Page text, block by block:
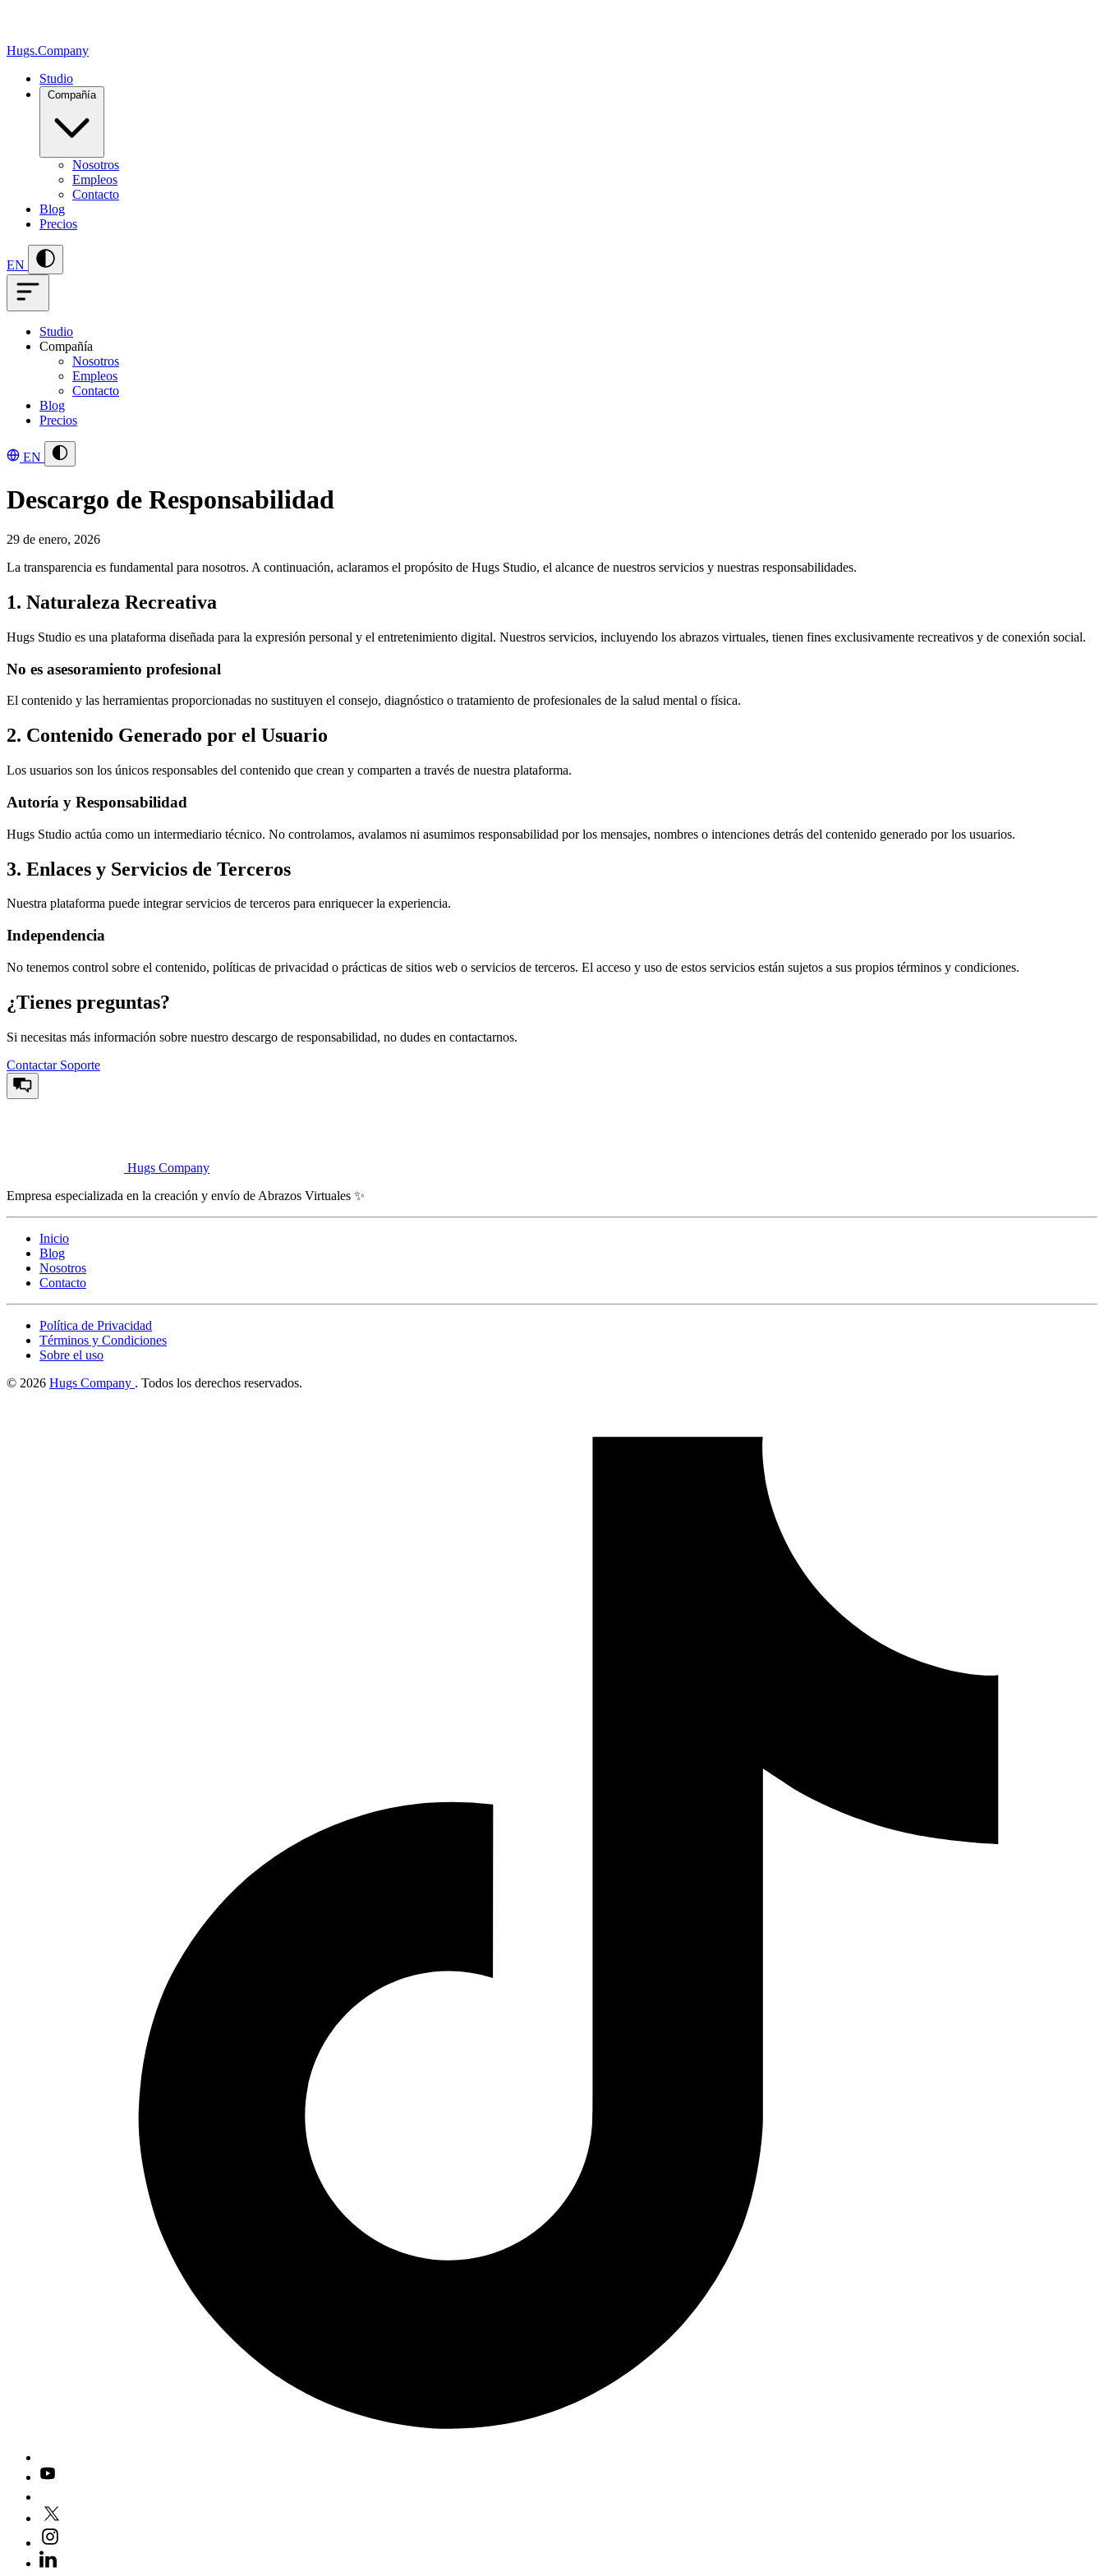
Hugs.Company
Studio
Compañía
Nosotros
Empleos
Contacto
Blog
Precios
EN
Studio
Compañía
Nosotros
Empleos
Contacto
Blog
Precios
EN
Descargo de Responsabilidad
29 de enero, 2026
La transparencia es fundamental para nosotros. A continuación, aclaramos el propósito de Hugs Studio, el alcance de nuestros servicios y nuestras responsabilidades.
1. Naturaleza Recreativa
Hugs Studio es una plataforma diseñada para la expresión personal y el entretenimiento digital. Nuestros servicios, incluyendo los abrazos virtuales, tienen fines exclusivamente recreativos y de conexión social.
No es asesoramiento profesional
El contenido y las herramientas proporcionadas no sustituyen el consejo, diagnóstico o tratamiento de profesionales de la salud mental o física.
2. Contenido Generado por el Usuario
Los usuarios son los únicos responsables del contenido que crean y comparten a través de nuestra plataforma.
Autoría y Responsabilidad
Hugs Studio actúa como un intermediario técnico. No controlamos, avalamos ni asumimos responsabilidad por los mensajes, nombres o intenciones detrás del contenido generado por los usuarios.
3. Enlaces y Servicios de Terceros
Nuestra plataforma puede integrar servicios de terceros para enriquecer la experiencia.
Independencia
No tenemos control sobre el contenido, políticas de privacidad o prácticas de sitios web o servicios de terceros. El acceso y uso de estos servicios están sujetos a sus propios términos y condiciones.
¿Tienes preguntas?
Si necesitas más información sobre nuestro descargo de responsabilidad, no dudes en contactarnos.
Contactar Soporte
Hugs Company
Empresa especializada en la creación y envío de Abrazos Virtuales ✨
Inicio
Blog
Nosotros
Contacto
Política de Privacidad
Términos y Condiciones
Sobre el uso
© 2026 Hugs Company . Todos los derechos reservados.